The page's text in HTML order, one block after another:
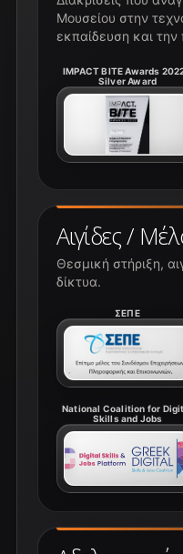
Αιγίδες /
Θεσμική στήριξη,
δίκτυα.
ΣΕΠΕ
National Coalition for
Skills and Jobs
Μουσείου στην
εκπαίδευση και
IMPACT BITE Awards
Silver Award